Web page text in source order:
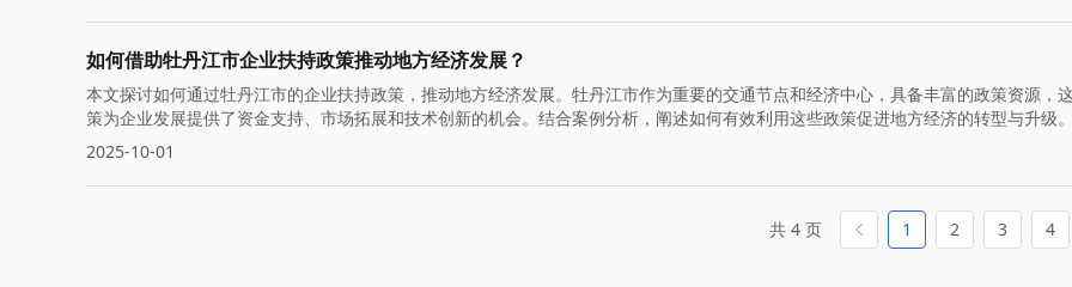
如何借助牡丹江市企业扶持政策推动地方经济发展？
本文探讨如何通过牡丹江市的企业扶持政策，推动地方经济发展。牡丹江市作为重要的交通节点和经济中心，具备丰富的政策资源，
策为企业发展提供了资金支持、市场拓展和技术创新的机会。结合案例分析，阐述如何有效利用这些政策促进地方经济的转型与升级。
2025-10-01
共 4 页 1 2 3 4